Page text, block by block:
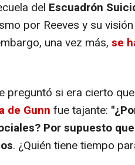
del Escuadrón
por Reeves y su
una vez más, se
preguntó si era cierto
de Gunn fue tajante:
Por supuesto
. ¿Quién tiene tiempo